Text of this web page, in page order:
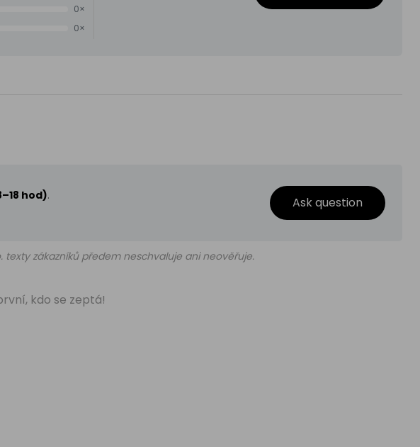
0×
0×
hod).
Ask question
texty zákazníků předem neschvaluje ani neověřuje.
kdo se zeptá!